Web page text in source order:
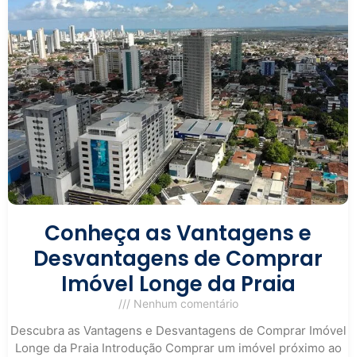
Conheça as Vantagens e
Desvantagens de Comprar
Imóvel Longe da Praia
Nenhum comentário
Descubra as Vantagens e Desvantagens de Comprar Imóvel
Longe da Praia Introdução Comprar um imóvel próximo ao